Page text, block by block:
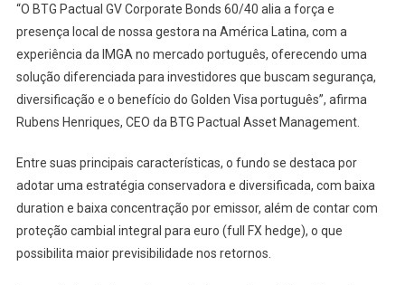
“O BTG Pactual GV Corporate Bonds 60/40 alia a força e
presença local de nossa gestora na América Latina, com a
experiência da IMGA no mercado português, oferecendo uma
solução diferenciada para investidores que buscam segurança,
diversificação e o benefício do Golden Visa português”, afirma
Rubens Henriques, CEO da BTG Pactual Asset Management.
Entre suas principais características, o fundo se destaca por
adotar uma estratégia conservadora e diversificada, com baixa
duration e baixa concentração por emissor, além de contar com
proteção cambial integral para euro (full FX hedge), o que
possibilita maior previsibilidade nos retornos.